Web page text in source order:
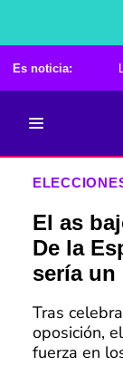
Es noticia:
El as
De la
sería un
Tras
oposición,
fuerza en